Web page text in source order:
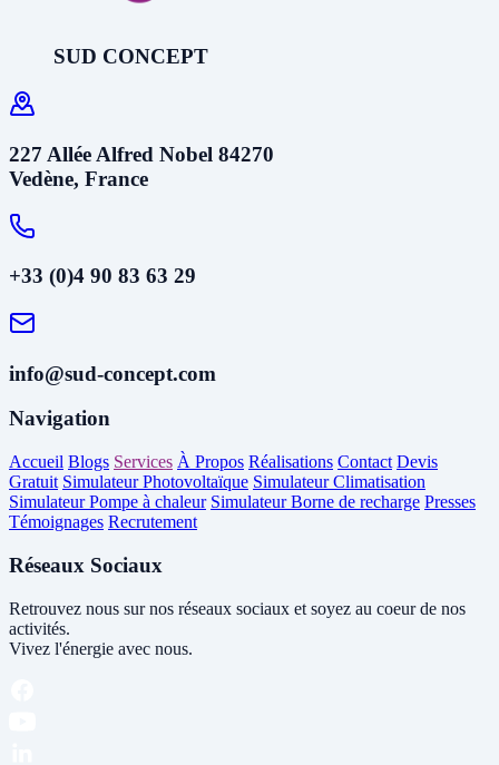
SUD CONCEPT
227 Allée Alfred Nobel 84270
Vedène, France
+33 (0)4 90 83 63 29
info@sud-concept.com
Navigation
Accueil Blogs Services À Propos Réalisations Contact Devis
Gratuit Simulateur Photovoltaïque Simulateur Climatisation
Simulateur Pompe à chaleur Simulateur Borne de recharge Presses
Témoignages Recrutement
Réseaux Sociaux
Retrouvez nous sur nos réseaux sociaux et soyez au coeur de nos
activités.
Vivez l'énergie avec nous.